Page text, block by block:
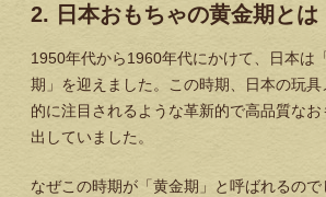
2. 日本おもちゃの黄金期とは
1950年代から1960年代にかけて、日本は
期」を迎えました。この時期、日本の玩
的に注目されるような革新的で高品質な
出していました。
なぜこの時期が「黄金期」と呼ばれるの